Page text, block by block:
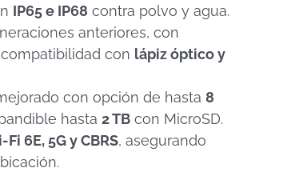
IP65 e IP68 contra polvo y agua.
anteriores, con
con lápiz óptico y
con opción de hasta 8
hasta 2 TB con MicroSD.
Fi 6E, 5G y CBRS, asegurando